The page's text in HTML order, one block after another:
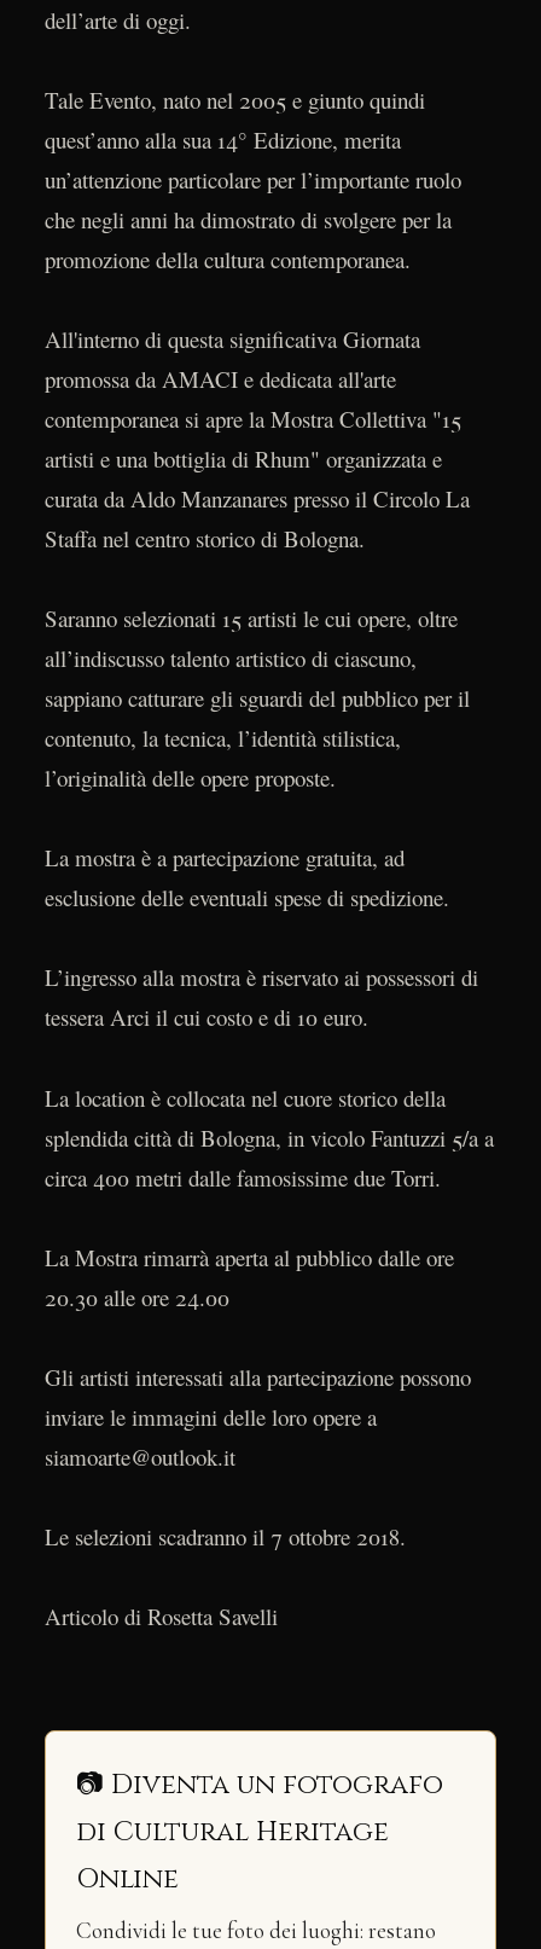
dell’arte di oggi.
Tale Evento, nato nel 2005 e giunto quindi
quest’anno alla sua 14° Edizione, merita
un’attenzione particolare per l’importante ruolo
che negli anni ha dimostrato di svolgere per la
promozione della cultura contemporanea.
All'interno di questa significativa Giornata
promossa da AMACI e dedicata all'arte
contemporanea si apre la Mostra Collettiva "15
artisti e una bottiglia di Rhum" organizzata e
curata da Aldo Manzanares presso il Circolo La
Staffa nel centro storico di Bologna.
Saranno selezionati 15 artisti le cui opere, oltre
all’indiscusso talento artistico di ciascuno,
sappiano catturare gli sguardi del pubblico per il
contenuto, la tecnica, l’identità stilistica,
l’originalità delle opere proposte.
La mostra è a partecipazione gratuita, ad
esclusione delle eventuali spese di spedizione.
L’ingresso alla mostra è riservato ai possessori di
tessera Arci il cui costo e di 10 euro.
La location è collocata nel cuore storico della
splendida città di Bologna, in vicolo Fantuzzi 5/a a
circa 400 metri dalle famosissime due Torri.
La Mostra rimarrà aperta al pubblico dalle ore
20.30 alle ore 24.00
Gli artisti interessati alla partecipazione possono
inviare le immagini delle loro opere a
siamoarte@outlook.it
Le selezioni scadranno il 7 ottobre 2018.
Articolo di Rosetta Savelli
📷 Diventa un fotografo
di Cultural Heritage
Online
Condividi le tue foto dei luoghi: restano